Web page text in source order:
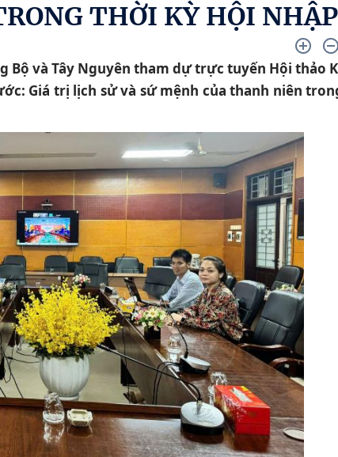
THỜI KỲ HỘI NHẬP
Bộ và Tây Nguyên tham dự trực tuyến Hội thảo
Giá trị lịch sử và sứ mệnh của thanh niên